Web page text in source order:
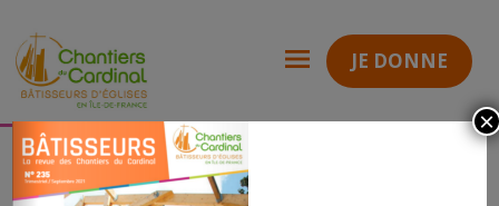
JE DONNE
Chantiers
du
Cardinal
Revue 235 revue 235 A
REVUE 235 A
×